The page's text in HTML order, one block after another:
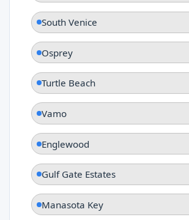
South Venice
Osprey
Turtle Beach
Vamo
Englewood
Gulf Gate Estates
Manasota Key